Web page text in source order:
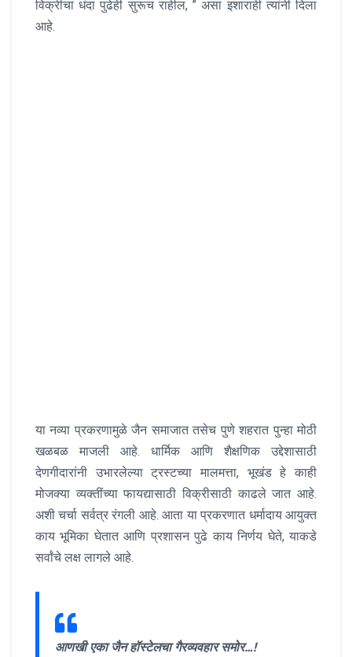
विक्रीचा धंदा पुढेही सुरूच राहील, ” असा इशाराही त्यांनी दिला
आहे.
या नव्या प्रकरणामुळे जैन समाजात तसेच पुणे शहरात पुन्हा मोठी
खळबळ माजली आहे. धार्मिक आणि शैक्षणिक उद्देशासाठी
देणगीदारांनी उभारलेल्या ट्रस्टच्या मालमत्ता, भूखंड हे काही
मोजक्या व्यक्तींच्या फायद्यासाठी विक्रीसाठी काढले जात आहे.
अशी चर्चा सर्वत्र रंगली आहे. आता या प्रकरणात धर्मादाय आयुक्त
काय भूमिका घेतात आणि प्रशासन पुढे काय निर्णय घेते, याकडे
सर्वांचे लक्ष लागले आहे.
आणखी एका जैन हॉस्टेलचा गैरव्यवहार समोर…!